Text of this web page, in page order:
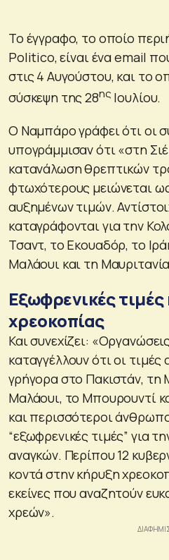
Το έγγραφο, το οποίο
Politico, είναι ένα email
στις 4 Αυγούστου, και το
σύσκεψη της 28ης Ιουλίου.
Ο Ναμπάρο γράφει ότι οι
υπογράμμισαν ότι «στη
κατανάλωση θρεπτικών
φτωχότερους μειώνεται
αυξημένων τιμών.
καταγράφονται για την
Τσαντ, το Εκουαδόρ, το
Μαλάουι και τη
Εξωφρενικές τιμές
χρεοκοπίας
Και συνεχίζει:
καταγγέλλουν ότι οι
γρήγορα στο Πακιστάν, τη
Μαλάουι, το Μπουρουντί
και περισσότεροι
“εξωφρενικές τιμές” για
αναγκών. Περίπου 12
κοντά στην κήρυξη
εκείνες που αναζητούν
χρεών».